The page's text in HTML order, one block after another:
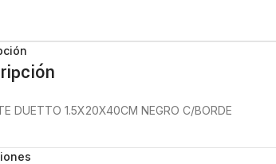
DUETTO 1.5X20X40CM NEGRO C/BORDE